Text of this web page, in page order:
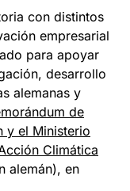
con distintos
empresarial
para apoyar
desarrollo
alemanas y
de
y el Ministerio
Climática
alemán), en